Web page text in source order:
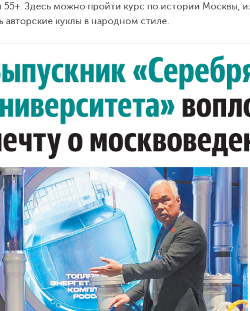
Здесь можно пройти курс по истории Москвы,
куклы в народном стиле.